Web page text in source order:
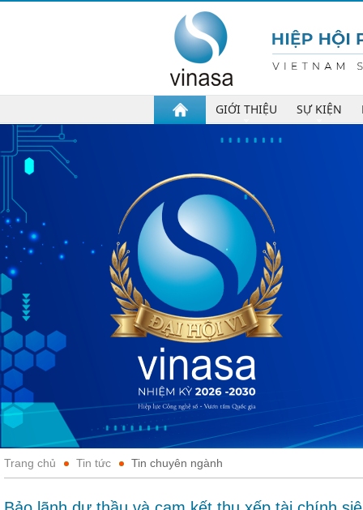
GIỚI THIỆU SỰ KIỆN
Trang chủ Tin tức Tin chuyên ngành